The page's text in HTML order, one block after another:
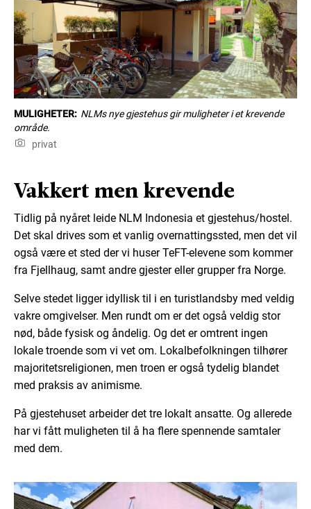
MULIGHETER: NLMs nye gjestehus gir muligheter i et krevende
område.
privat
Vakkert men krevende
Tidlig på nyåret leide NLM Indonesia et gjestehus/hostel.
Det skal drives som et vanlig overnattingssted, men det vil
også være et sted der vi huser TeFT-elevene som kommer
fra Fjellhaug, samt andre gjester eller grupper fra Norge.
Selve stedet ligger idyllisk til i en turistlandsby med veldig
vakre omgivelser. Men rundt om er det også veldig stor
nød, både fysisk og åndelig. Og det er omtrent ingen
lokale troende som vi vet om. Lokalbefolkningen tilhører
majoritetsreligionen, men troen er også tydelig blandet
med praksis av animisme.
På gjestehuset arbeider det tre lokalt ansatte. Og allerede
har vi fått muligheten til å ha flere spennende samtaler
med dem.